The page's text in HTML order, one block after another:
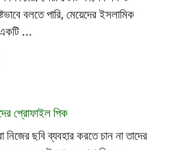
বলতে পারি, মেয়েদের ইসলামিক
...
প্রোফাইল পিক
নিজের ছবি ব্যবহার করতে চান না তাদের